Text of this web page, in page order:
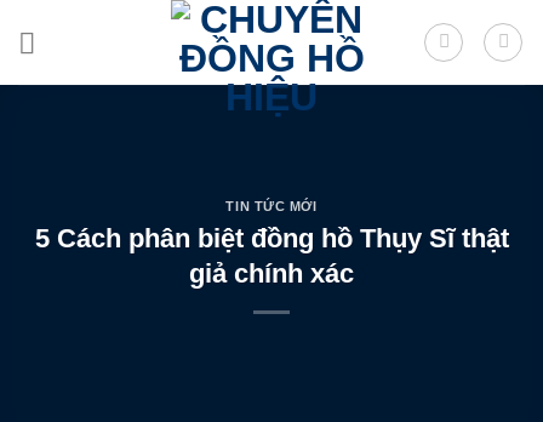
TIN TỨC MỚI
5 Cách phân biệt đồng hồ Thụy Sĩ thật
giả chính xác